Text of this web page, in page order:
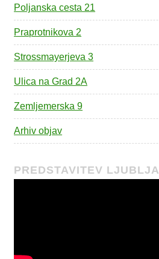
Poljanska cesta 21
Praprotnikova 2
Strossmayerjeva 3
Ulica na Grad 2A
Zemljemerska 9
Arhiv objav
PREDSTAVITEV